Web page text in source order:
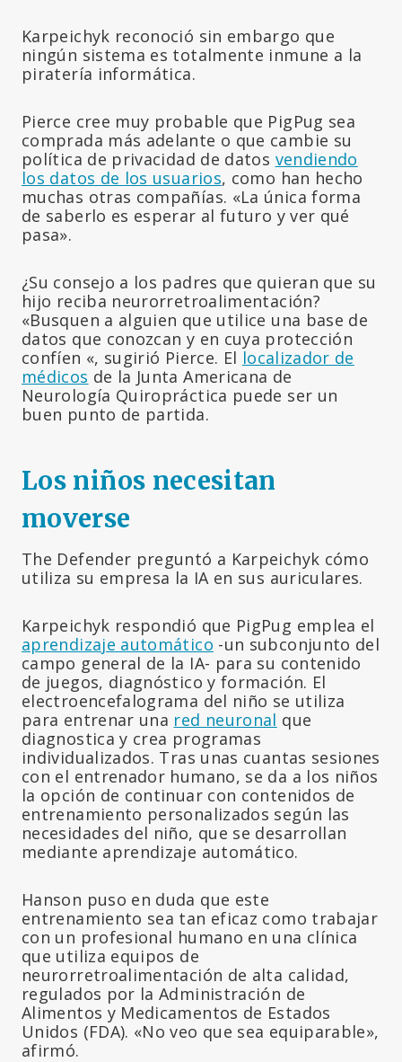
Karpeichyk reconoció sin embargo que
ningún sistema es totalmente inmune a la
piratería informática.
Pierce cree muy probable que PigPug sea
comprada más adelante o que cambie su
política de privacidad de datos vendiendo
los datos de los usuarios, como han hecho
muchas otras compañías. «La única forma
de saberlo es esperar al futuro y ver qué
pasa».
¿Su consejo a los padres que quieran que su
hijo reciba neurorretroalimentación?
«Busquen a alguien que utilice una base de
datos que conozcan y en cuya protección
confíen «, sugirió Pierce. El localizador de
médicos de la Junta Americana de
Neurología Quiropráctica puede ser un
buen punto de partida.
Los niños necesitan
moverse
The Defender preguntó a Karpeichyk cómo
utiliza su empresa la IA en sus auriculares.
Karpeichyk respondió que PigPug emplea el
aprendizaje automático -un subconjunto del
campo general de la IA- para su contenido
de juegos, diagnóstico y formación. El
electroencefalograma del niño se utiliza
para entrenar una red neuronal que
diagnostica y crea programas
individualizados. Tras unas cuantas sesiones
con el entrenador humano, se da a los niños
la opción de continuar con contenidos de
entrenamiento personalizados según las
necesidades del niño, que se desarrollan
mediante aprendizaje automático.
Hanson puso en duda que este
entrenamiento sea tan eficaz como trabajar
con un profesional humano en una clínica
que utiliza equipos de
neurorretroalimentación de alta calidad,
regulados por la Administración de
Alimentos y Medicamentos de Estados
Unidos (FDA). «No veo que sea equiparable»,
afirmó.